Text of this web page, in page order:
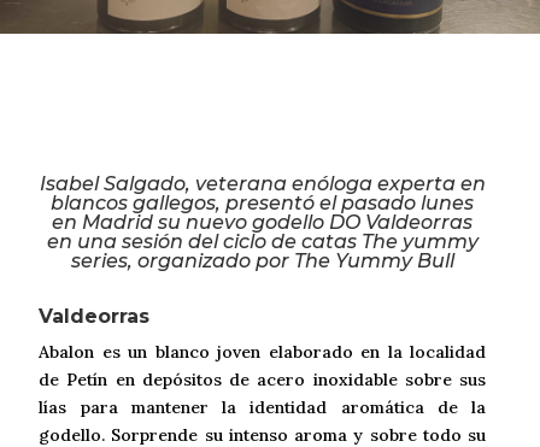
Isabel Salgado, veterana enóloga experta en
blancos gallegos, presentó el pasado lunes
en Madrid su nuevo godello DO Valdeorras
en una sesión del ciclo de catas The yummy
series, organizado por The Yummy Bull
Valdeorras
Abalon es un blanco joven elaborado en la localidad
de Petín en depósitos de acero inoxidable sobre sus
lías para mantener la identidad aromática de la
godello. Sorprende su intenso aroma y sobre todo su